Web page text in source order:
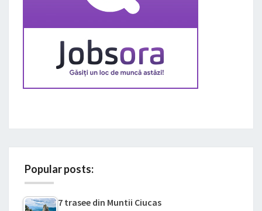
Popular posts:
7 trasee din Muntii Ciucas